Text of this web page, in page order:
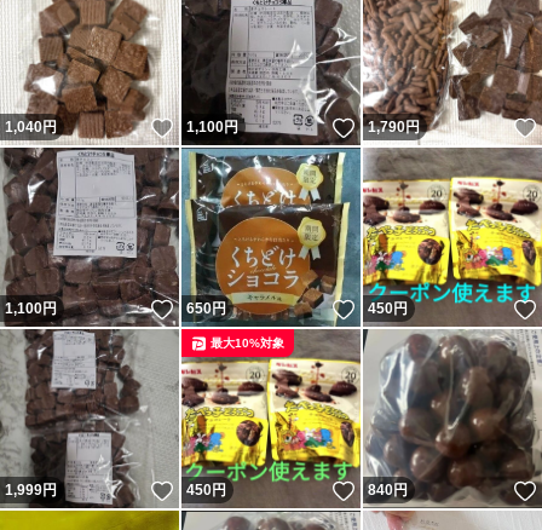
1,040円 いいね！
1,100円 いいね！
1,790円
1,100円 いいね！
650円 いいね！
450円
1,999円 いいね！
450円 いいね！
最大10%対象
840円